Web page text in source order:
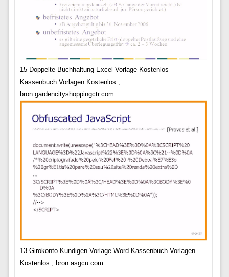
15 Doppelte Buchhaltung Excel Vorlage Kostenlos
Kassenbuch Vorlagen Kostenlos ,
bron:gardencityshoppingctr.com
13 Girokonto Kundigen Vorlage Word Kassenbuch Vorlagen
Kostenlos , bron:asgcu.com